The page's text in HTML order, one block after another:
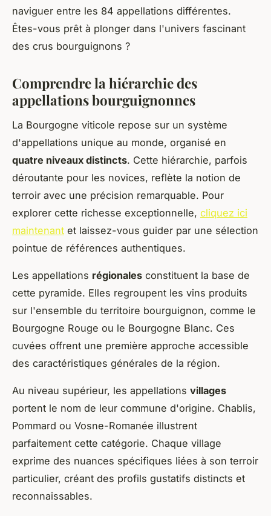
naviguer entre les 84 appellations différentes.
Êtes-vous prêt à plonger dans l'univers fascinant
des crus bourguignons ?
Comprendre la hiérarchie des
appellations bourguignonnes
La Bourgogne viticole repose sur un système
d'appellations unique au monde, organisé en
quatre niveaux distincts. Cette hiérarchie, parfois
déroutante pour les novices, reflète la notion de
terroir avec une précision remarquable. Pour
explorer cette richesse exceptionnelle, cliquez ici
maintenant et laissez-vous guider par une sélection
pointue de références authentiques.
Les appellations régionales constituent la base de
cette pyramide. Elles regroupent les vins produits
sur l'ensemble du territoire bourguignon, comme le
Bourgogne Rouge ou le Bourgogne Blanc. Ces
cuvées offrent une première approche accessible
des caractéristiques générales de la région.
Au niveau supérieur, les appellations villages
portent le nom de leur commune d'origine. Chablis,
Pommard ou Vosne-Romanée illustrent
parfaitement cette catégorie. Chaque village
exprime des nuances spécifiques liées à son terroir
particulier, créant des profils gustatifs distincts et
reconnaissables.